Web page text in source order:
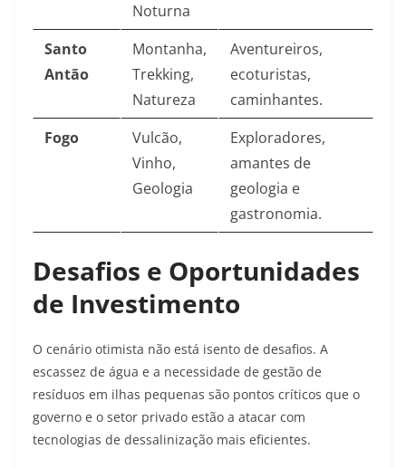
Noturna
Santo
Antão
Montanha,
Trekking,
Natureza
Aventureiros,
ecoturistas,
caminhantes.
Fogo
Vulcão,
Vinho,
Geologia
Exploradores,
amantes de
geologia e
gastronomia.
Desafios e Oportunidades
de Investimento
O cenário otimista não está isento de desafios. A
escassez de água e a necessidade de gestão de
resíduos em ilhas pequenas são pontos críticos que o
governo e o setor privado estão a atacar com
tecnologias de dessalinização mais eficientes.